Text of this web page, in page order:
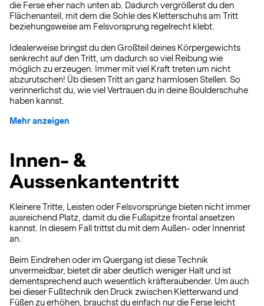
die Ferse eher nach unten ab. Dadurch vergrößerst du den
Flächenanteil, mit dem die Sohle des Kletterschuhs am Tritt
beziehungsweise am Felsvorsprung regelrecht klebt.
Idealerweise bringst du den Großteil deines Körpergewichts
senkrecht auf den Tritt, um dadurch so viel Reibung wie
möglich zu erzeugen. Immer mit viel Kraft treten um nicht
abzurutschen! Üb diesen Tritt an ganz harmlosen Stellen. So
verinnerlichst du, wie viel Vertrauen du in deine Boulderschuhe
haben kannst.
Mehr anzeigen
Innen- &
Aussenkantentritt
Kleinere Tritte, Leisten oder Felsvorsprünge bieten nicht immer
ausreichend Platz, damit du die Fußspitze frontal ansetzen
kannst. In diesem Fall trittst du mit dem Außen- oder Innenrist
an.
Beim Eindrehen oder im Quergang ist diese Technik
unvermeidbar, bietet dir aber deutlich weniger Halt und ist
dementsprechend auch wesentlich kräfteraubender. Um auch
bei dieser Fußtechnik den Druck zwischen Kletterwand und
Füßen zu erhöhen, brauchst du einfach nur die Ferse leicht